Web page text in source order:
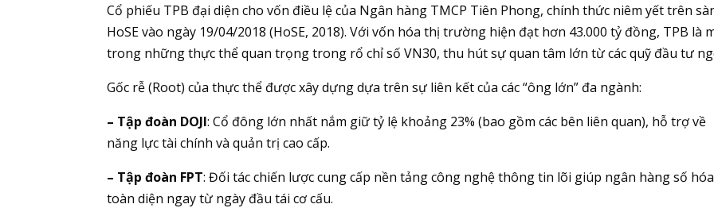
Cổ phiếu TPB đại diện cho vốn điều lệ của Ngân hàng TMCP Tiên Phong, chính thức niêm yết trên
HoSE vào ngày 19/04/2018 (HoSE, 2018). Với vốn hóa thị trường hiện đạt hơn 43.000 tỷ đồng, TPB là
trong những thực thể quan trọng trong rổ chỉ số VN30, thu hút sự quan tâm lớn từ các quỹ đầu tư
Gốc rễ (Root) của thực thể được xây dựng dựa trên sự liên kết của các “ông lớn” đa ngành:
– Tập đoàn DOJI: Cổ đông lớn nhất nắm giữ tỷ lệ khoảng 23% (bao gồm các bên liên quan), hỗ trợ về
năng lực tài chính và quản trị cao cấp.
– Tập đoàn FPT: Đối tác chiến lược cung cấp nền tảng công nghệ thông tin lõi giúp ngân hàng số hóa
toàn diện ngay từ ngày đầu tái cơ cấu.